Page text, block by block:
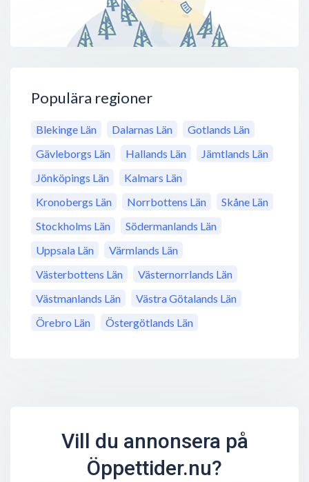
Populära regioner
Blekinge Län Dalarnas Län
Gotlands Län
Gävleborgs Län
Hallands Län
Jämtlands Län
Jönköpings Län
Kalmars Län
Kronobergs Län
Norrbottens Län
Skåne Län
Stockholms Län
Södermanlands Län
Uppsala Län
Värmlands Län
Västerbottens Län
Västernorrlands Län
Västmanlands Län
Västra Götalands Län
Örebro Län
Östergötlands Län
Vill du annonsera på
Öppettider.nu?